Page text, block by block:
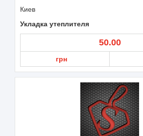
Киев
Укладка утеплителя
50.00
грн